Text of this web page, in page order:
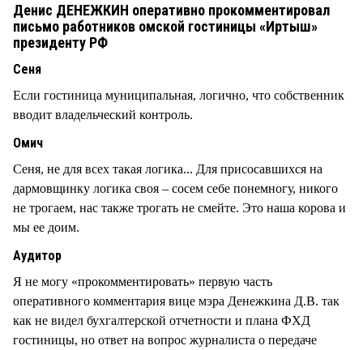
Денис ДЕНЕЖКИН оперативно прокомментировал
письмо работников омской гостиницы «Иртыш»
президенту РФ
Сеня
Если гостиница муниципальная, логично, что собственник
вводит владельческий контроль.
Омич
Сеня, не для всех такая логика... Для присосавшихся на
дармовщинку логика своя – сосем себе понемногу, никого
не трогаем, нас также трогать не смейте. Это наша корова и
мы ее доим.
Аудитор
Я не могу «прокомментировать» первую часть
оперативного комментария вице мэра Денежкина Д.В. так
как не видел бухгалтерской отчетности и плана ФХД
гостиницы, но ответ на вопрос журналиста о передаче